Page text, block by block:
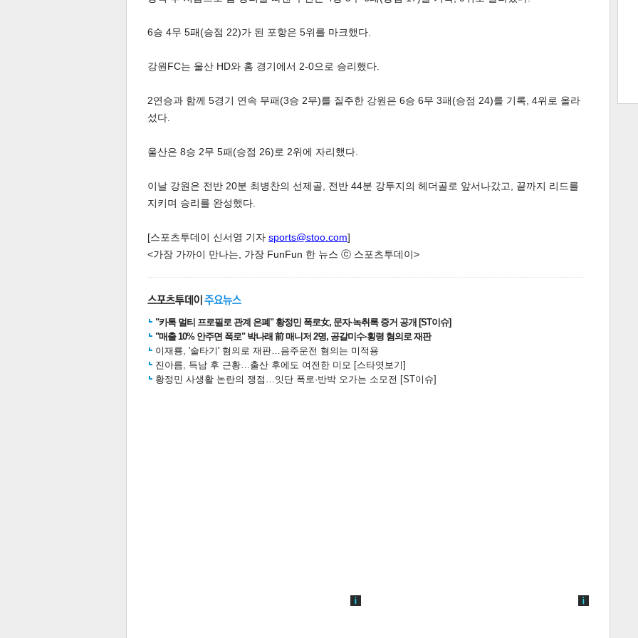
스북 터 공 공유 버블
달기
6승 4무 5패(승점 22)가 된 포항은 5위를 마크했다.
강원FC는 울산 HD와 홈 경기에서 2-0으로 승리했다.
2연승과 함께 5경기 연속 무패(3승 2무)를 질주한 강원은 6승 6무 3패(승점 24)를 기록, 4위로 올라
섰다.
울산은 8승 2무 5패(승점 26)로 2위에 자리했다.
이날 강원은 전반 20분 최병찬의 선제골, 전반 44분 강투지의 헤더골로 앞서나갔고, 끝까지 리드를
지키며 승리를 완성했다.
[스포츠투데이 신서영 기자 sports@stoo.com]
<가장 가까이 만나는, 가장 FunFun 한 뉴스 ⓒ 스포츠투데이>
"카톡 멀티 프로필로 관계 은폐" 황정민 폭로女, 문자·녹취록 증거 공개 [ST이슈]
"매출 10% 안주면 폭로" 박나래 前 매니저 2명, 공갈미수·횡령 혐의로 재판
이재룡, '술타기' 혐의로 재판…음주운전 혐의는 미적용
진아름, 득남 후 근황…출산 후에도 여전한 미모 [스타엿보기]
황정민 사생활 논란의 쟁점…잇단 폭로·반박 오가는 소모전 [ST이슈]